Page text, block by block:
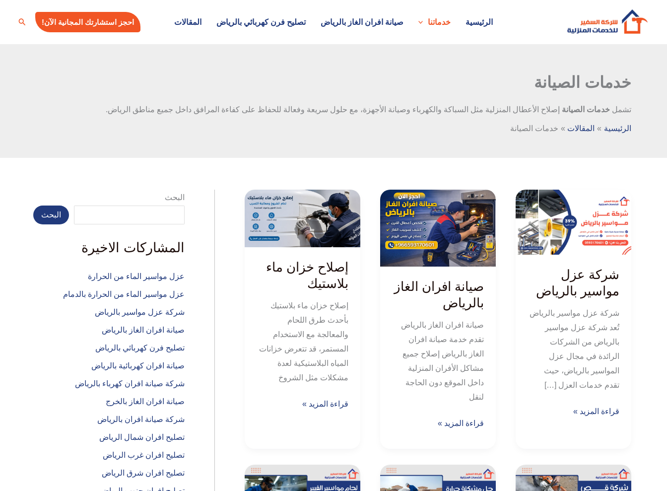
الرئيسية خدماتنا صيانة افران الغاز بالرياض تصليح فرن كهربائي بالرياض المقالات احجز استشارتك المجانية الآن! البحث
خدمات الصيانة
تشمل خدمات الصيانة إصلاح الأعطال المنزلية مثل السباكة والكهرباء وصيانة الأجهزة، مع حلول سريعة وفعالة للحفاظ على كفاءة المرافق داخل جميع مناطق الرياض.
الرئيسية المقالات خدمات الصيانة
شركة عزل
مواسير بالرياض
شركة عزل مواسير بالرياض
تُعد شركة عزل مواسير
بالرياض من الشركات
الرائدة في مجال عزل
المواسير بالرياض، حيث
تقدم خدمات العزل […]
عزل
مواسير
بالرياض
قراءة المزيد »
صيانة افران الغاز
بالرياض
صيانة افران الغاز بالرياض
تقدم خدمة صيانة افران
الغاز بالرياض إصلاح جميع
مشاكل الأفران المنزلية
داخل الموقع دون الحاجة
لنقل
صيانة
افران
الغاز
بالرياض
قراءة المزيد »
إصلاح خزان ماء
بلاستيك
إصلاح خزان ماء بلاستيك
بأحدث طرق اللحام
والمعالجة مع الاستخدام
المستمر، قد تتعرض خزانات
المياه البلاستيكية لعدة
مشكلات مثل الشروخ
إصلاح
خزان
ماء
بلاستيك
قراءة المزيد »
شركة
قص
حل
مشكلة
لحام
مواسير
البحث
البحث
المشاركات الاخيرة
عزل مواسير الماء من الحرارة
عزل مواسير الماء من الحرارة بالدمام
شركة عزل مواسير بالرياض
صيانة افران الغاز بالرياض
تصليح فرن كهربائي بالرياض
صيانة افران كهربائية بالرياض
شركة صيانة افران كهرباء بالرياض
صيانة افران الغاز بالخرج
شركة صيانة افران بالرياض
تصليح افران شمال الرياض
تصليح افران غرب الرياض
تصليح افران شرق الرياض